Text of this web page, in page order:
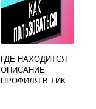
ГДЕ НАХОДИТСЯ
ОПИСАНИЕ
ПРОФИЛЯ В ТИК